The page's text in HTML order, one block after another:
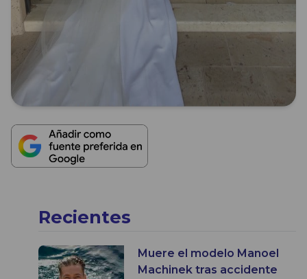
Recientes
Muere el modelo Manoel
Machinek tras accidente